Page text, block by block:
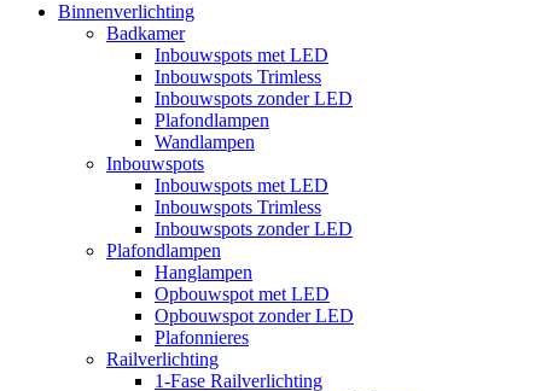
Binnenverlichting
Badkamer
Inbouwspots met LED
Inbouwspots Trimless
Inbouwspots zonder LED
Plafondlampen
Wandlampen
Inbouwspots
Inbouwspots met LED
Inbouwspots Trimless
Inbouwspots zonder LED
Plafondlampen
Hanglampen
Opbouwspot met LED
Opbouwspot zonder LED
Plafonnieres
Railverlichting
1-Fase Railverlichting